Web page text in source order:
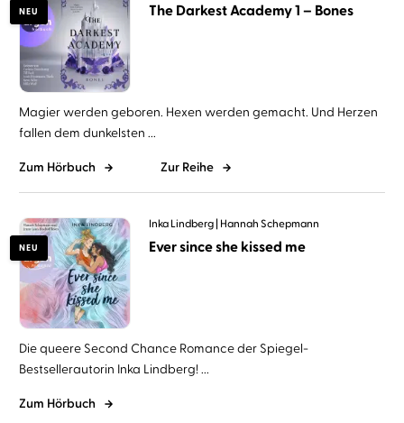
NEU The Darkest Academy 1 – Bones
Magier werden geboren. Hexen werden gemacht. Und Herzen
fallen dem dunkelsten ...
Zum Hörbuch Zur Reihe
NEU
Inka Lindberg Hannah Schepmann
Ever since she kissed me
Die queere Second Chance Romance der Spiegel-
Bestsellerautorin Inka Lindberg! ...
Zum Hörbuch